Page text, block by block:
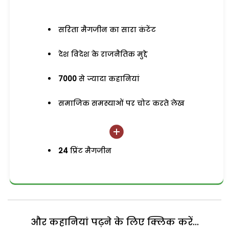
सरिता मैगजीन का सारा कंटेंट
देश विदेश के राजनैतिक मुद्दे
7000 से ज्यादा कहानियां
समाजिक समस्याओं पर चोट करते लेख
24 प्रिंट मैगजीन
और कहानियां पढ़ने के लिए क्लिक करें...